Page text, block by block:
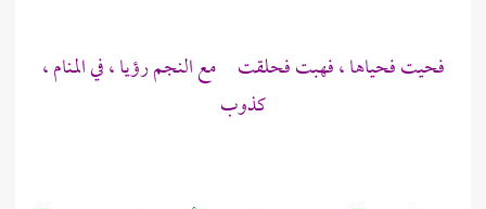
فحيت فحياها ، فهبت فحلقت مع النجم رؤيا ، في المنام ،
كذوب